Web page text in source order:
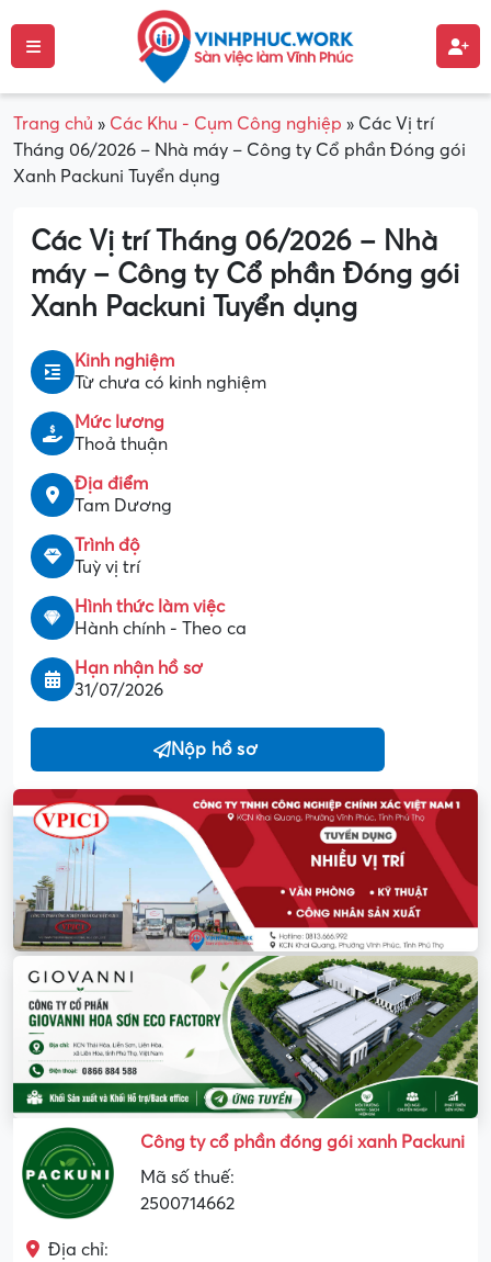
Trang chủ » Các Khu - Cụm Công nghiệp » Các Vị trí
Tháng 06/2026 – Nhà máy – Công ty Cổ phần Đóng gói
Xanh Packuni Tuyển dụng
Các Vị trí Tháng 06/2026 – Nhà
máy – Công ty Cổ phần Đóng gói
Xanh Packuni Tuyển dụng
Kinh nghiệm
Từ chưa có kinh nghiệm
Mức lương
Thoả thuận
Địa điểm
Tam Dương
Trình độ
Tuỳ vị trí
Hình thức làm việc
Hành chính - Theo ca
Hạn nhận hồ sơ
31/07/2026
Nộp hồ sơ
Công ty cổ phần đóng gói xanh Packuni
Mã số thuế:
2500714662
Địa chỉ: